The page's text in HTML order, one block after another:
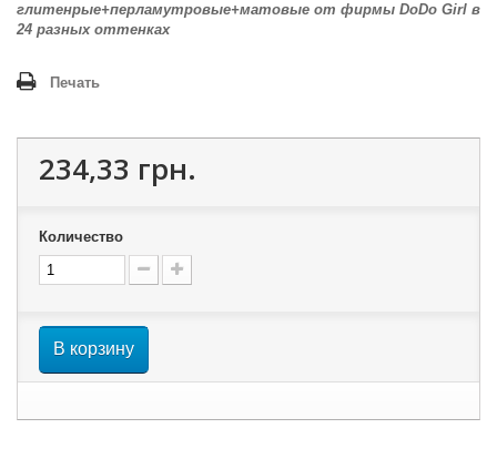
глитенрые+перламутровые+матовые от фирмы DoDo Girl в
24 разных оттенках
Печать
234,33 грн.
Количество
В корзину